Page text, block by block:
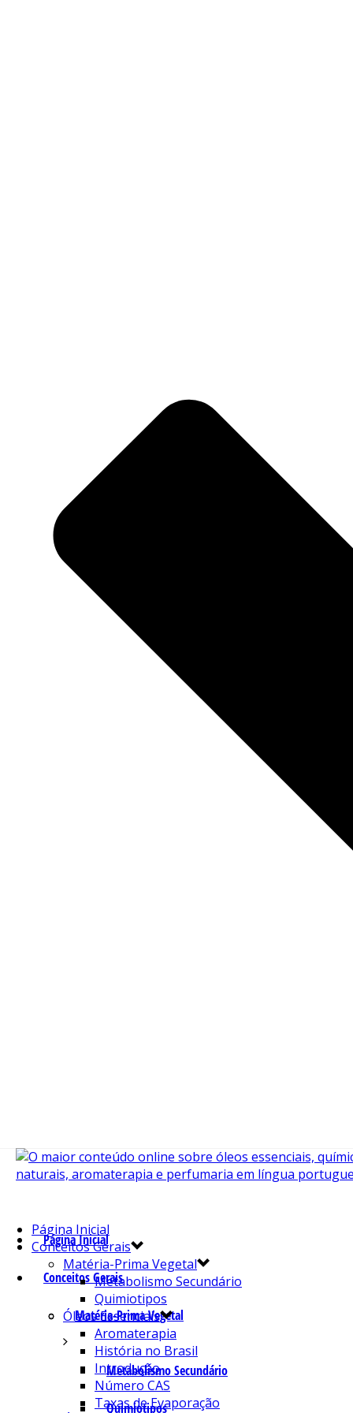
Página Inicial
Conceitos Gerais
Matéria-Prima Vegetal
Metabolismo Secundário
Quimiotipos
Página Inicial
Conceitos Gerais
Matéria-Prima Vegetal
Metabolismo Secundário
Quimiotipos
Óleos Essenciais
Aromaterapia
História no Brasil
Introdução
Número CAS
Taxas de Evaporação